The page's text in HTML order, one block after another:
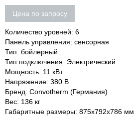
Цена по запросу
Количество уровней: 6
Панель управления: сенсорная
Тип: бойлерный
Тип подключения: Электрический
Мощность: 11 кВт
Напряжение: 380 В
Бренд: Convotherm (Германия)
Вес: 136 кг
Габаритные размеры: 875х792х786 мм